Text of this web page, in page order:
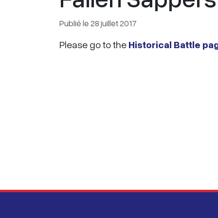
Publié le 28 juillet 2017
Please go to the Historical Battle